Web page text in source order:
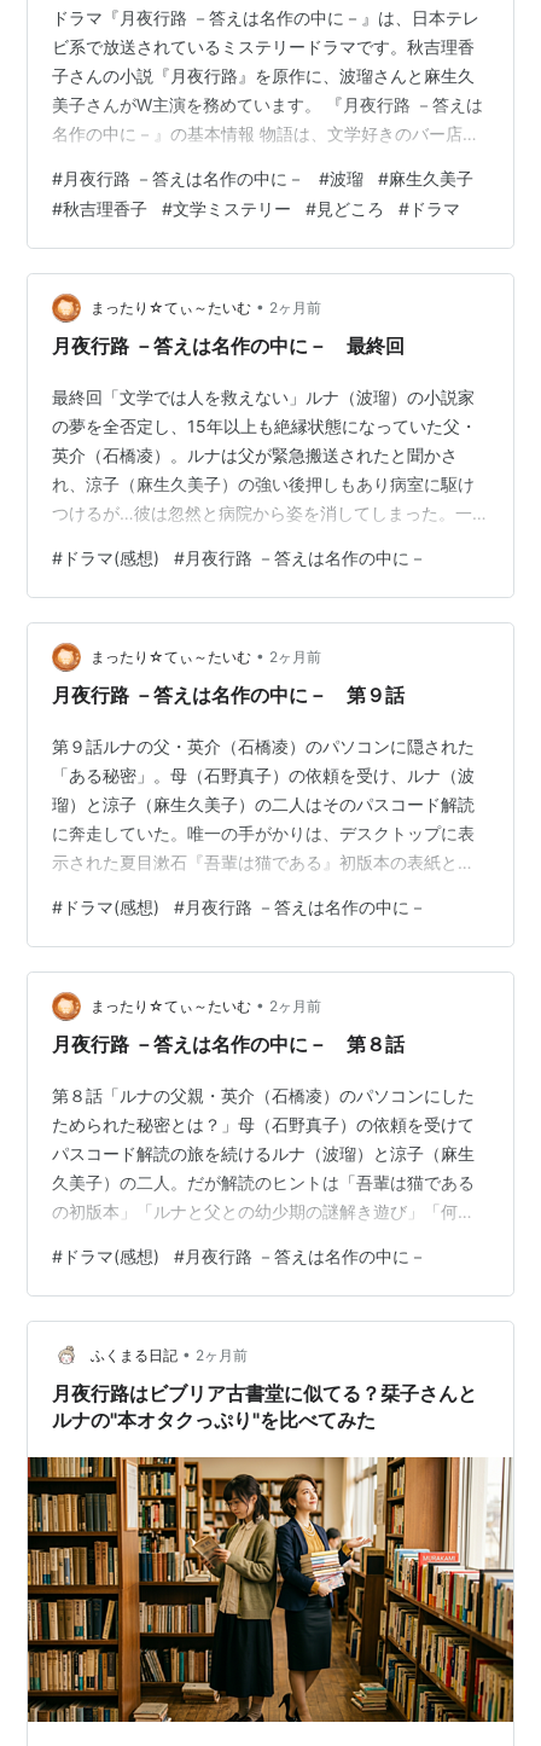
ドラマ『月夜行路 －答えは名作の中に－』は、日本テレ
ビ系で放送されているミステリードラマです。秋吉理香
子さんの小説『月夜行路』を原作に、波瑠さんと麻生久
美子さんがW主演を務めています。 『月夜行路 －答えは
名作の中に－』の基本情報 物語は、文学好きのバー店
子の出会いから始まります。2人は大阪へ向かう旅の中で
殺人事件に遭遇し、名作文学の知識を手がかりに、事件
や人間関係の謎を読み解いていきます。 ドラマの見どこ
ろ 見どころは、夏目漱石、太宰治、江戸川乱歩、谷崎潤
一郎など、名作文学がミステリーの鍵として関わってく
るところです。文学作品をただ紹介するの…
#月夜行路 －答えは名作の中に－ #波瑠 #麻生久美子
#秋吉理香子 #文学ミステリー #見どころ # ドラマ
まったり☆てぃ～たいむ • 2ヶ月前
月夜行路 －答えは名作の中に－ 最終回
最終回「文学では人を救えない」ルナ（波瑠）の小説家
の夢を全否定し、15年以上も絶縁状態になっていた父・
英介（石橋凌）。ルナは父が緊急搬送されたと聞かさ
れ、涼子（麻生久美子）の強い後押しもあり病室に駆け
つけるが…彼は忽然と病院から姿を消してしまった。一
密」を巡ってのパスワード探しも佳境に。手がかりは、
デスクトップに表示された夏目漱石『吾輩は猫である』
初版本の表紙と、「4ケタ以上の数列」という情報のみ…
だがルナはある重大なヒントに気づき、ついに解読を果
たす。だがそこに書かれていたのは、誰もが予想しない
# ドラマ(感想) #月夜行路 －答えは名作の中に－
まったり☆てぃ～たいむ • 2ヶ月前
月夜行路 －答えは名作の中に－ 第９話
第９話ルナの父・英介（石橋凌）のパソコンに隠された
「ある秘密」。母（石野真子）の依頼を受け、ルナ（波
瑠）と涼子（麻生久美子）の二人はそのパスコード解読
に奔走していた。唯一の手がかりは、デスクトップに表
示された夏目漱石『吾輩は猫である』初版本の表紙と、
や古書店、専門家を巡るも、解読の決定打を掴めぬまま
足踏みが続いていた。そんな折、ルナの店の常連客で、
漱石好きが高じて新宿の「夏目坂」に自宅を構えるほど
の実直なマニア・富士子（円城寺あや）が急逝する。弔
問に訪れた二人は、次女の菜名子（北乃きい）から、兄
# ドラマ(感想) #月夜行路 －答えは名作の中に－
まったり☆てぃ～たいむ • 2ヶ月前
月夜行路 －答えは名作の中に－ 第８話
第８話「ルナの父親・英介（石橋凌）のパソコンにした
ためられた秘密とは？」母（石野真子）の依頼を受けて
パスコード解読の旅を続けるルナ（波瑠）と涼子（麻生
久美子）の二人。だが解読のヒントは「吾輩は猫である
の初版本」「ルナと父との幼少期の謎解き遊び」「何ら
ヒントを得ようと夏目漱石ゆかりの地や古書店、夏目漱
石研究の専門家などを巡る二人だがいまだ解読には至っ
ていなかった…そんなある日、涼子はルナが経営するバ
ーの店員・バブリー（真田怜臣）から同郷の幼馴染み・
マミ（恒松祐里）が結婚するため一目でいいから彼女の
花嫁姿を見届けたいと聞かされる。しかも自らの正体
# ドラマ(感想) #月夜行路 －答えは名作の中に－
ふくまる日記 • 2ヶ月前
月夜行路はビブリア古書堂に似てる？栞子さんと
ルナの"本オタクっぷり"を比べてみた